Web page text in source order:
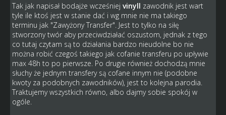
Tak jak napisał bodajże wcześniej vinyll zawodnik jest wart
tyle ile ktoś jest w stanie dać i wg mnie nie ma takiego
terminu jak "Zawyżony Transfer". Jest to tylko na siłę
stworzony twór aby przeciwdziałać oszustom, jednak z tego
co tutaj czytam są to działania bardzo nieudolne bo nie
można robić czegoś takiego jak cofanie transferu po upływie
max 48h to po pierwsze. Po drugie również dochodzą mnie
słuchy że jednym transfery są cofane innym nie (podobne
kwoty za podobnych zawodników), jest to kolejna parodia.
Traktujemy wszystkich równo, albo dajmy sobie spokój w
ogóle.